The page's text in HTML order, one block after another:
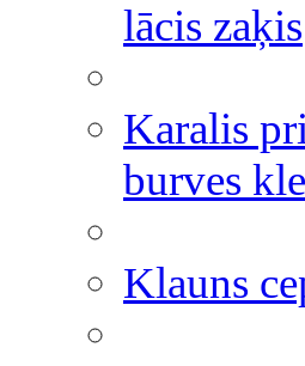
lācis zaķis
Karalis
burves
Klauns